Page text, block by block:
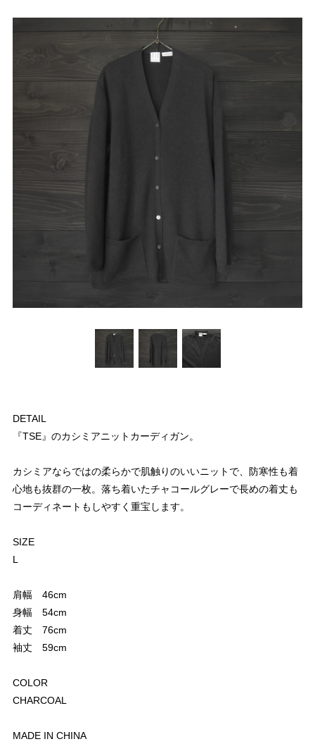
DETAIL
『TSE』のカシミアニットカーディガン。
カシミアならではの柔らかで肌触りのいいニットで、防寒性も着
心地も抜群の一枚。落ち着いたチャコールグレーで長めの着丈も
コーディネートもしやすく重宝します。
SIZE
L
肩幅 46cm
身幅 54cm
着丈 76cm
袖丈 59cm
COLOR
CHARCOAL
MADE IN CHINA